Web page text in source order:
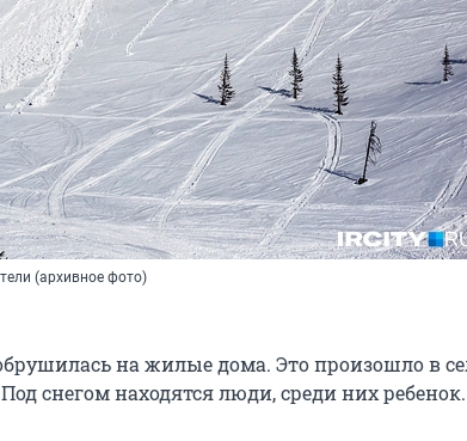
(архивное фото)
на жилые дома. Это произошло в
снегом находятся люди, среди них ребенок.